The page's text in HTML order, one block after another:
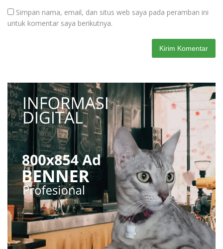
Simpan nama, email, dan situs web saya pada peramban ini
untuk komentar saya berikutnya.